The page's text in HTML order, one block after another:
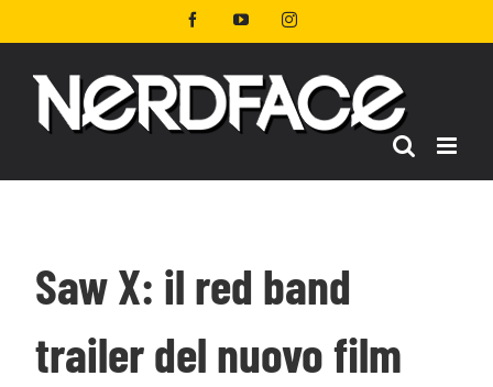
al
FacebookYouTubeInstagram
Saw X: il red band
trailer del nuovo film